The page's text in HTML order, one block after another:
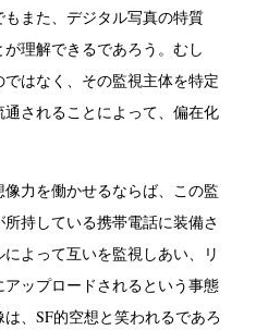
また、デジタル写真の特質
理解できるであろう。むし
はなく、その監視主体を特定
されることによって、偏在化
力を働かせるならば、この監
持している携帯電話に装備さ
よって互いを監視しあい、リ
ップロードされるという事態
、SF的空想と笑われるであろ